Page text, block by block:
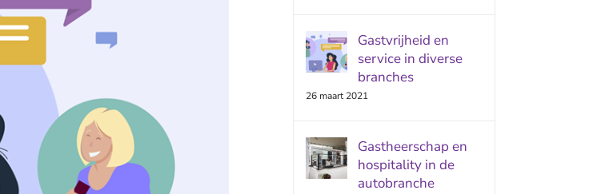
Gastvrijheid en
service in diverse
branches
26 maart 2021
Gastheerschap en
hospitality in de
autobranche